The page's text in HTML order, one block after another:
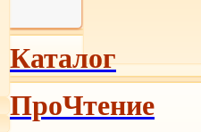
Каталог
ПроЧтение